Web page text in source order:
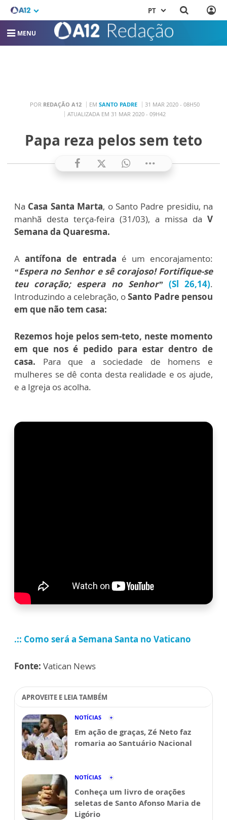
PT
MENU
POR REDAÇÃO A12 EM SANTO PADRE
31 MAR 2020 - 08H50
ATUALIZADA EM 31 MAR 2020 - 09H42
Papa reza pelos sem teto
Na Casa Santa Marta, o Santo Padre presidiu, na
manhã desta terça-feira (31/03), a missa da V
Semana da Quaresma.
Aantífona de entrada é um encorajamento:
“Espera no Senhor e sê corajoso! Fortifique-se
teu coração; espera no Senhor” (Sl 26,14).
Introduzindo a celebração, oSanto Padre pensou
em que não tem casa:
Rezemos hoje pelos sem-teto, neste momento
em que nos é pedido para estar dentro de
casa. Para que a sociedade de homens e
mulheres se dê conta desta realidade e os ajude,
e a Igreja os acolha.
.:: Como será a Semana Santa no Vaticano
Fonte: Vatican News
APROVEITE E LEIA TAMBÉM
NOTÍCIAS
Em ação de graças, Zé Neto faz
romaria ao Santuário Nacional
NOTÍCIAS
Conheça um livro de orações
seletas de Santo Afonso Maria de
Ligório